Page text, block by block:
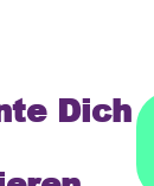
Dich